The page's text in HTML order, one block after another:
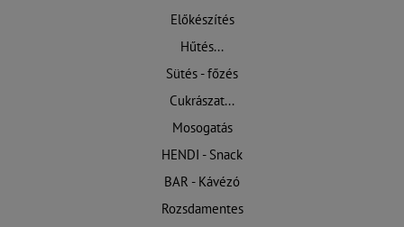
Előkészítés
Hűtés...
Sütés - főzés
Cukrászat...
Mosogatás
HENDI - Snack
BAR - Kávézó
Rozsdamentes